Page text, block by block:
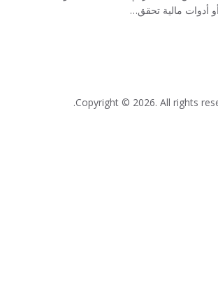
أدوات مالية تحقق…
Copyright © 2026. All rights